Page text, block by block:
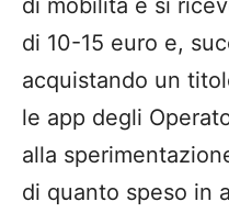
di mobilità e si
di 10-15 euro e,
acquistando un
le app degli
alla
di quanto speso in